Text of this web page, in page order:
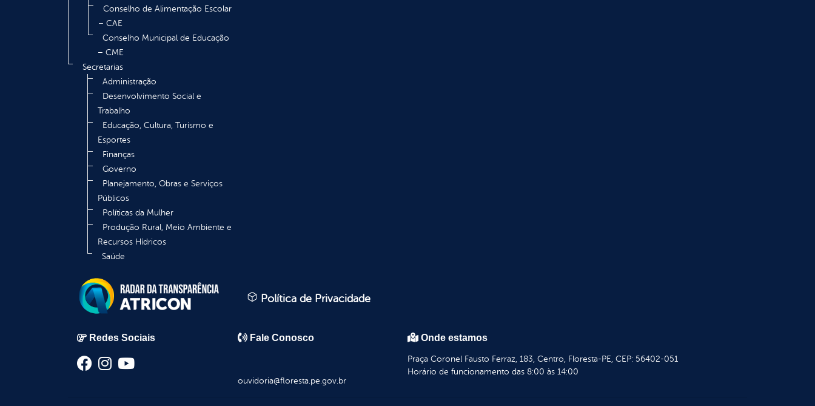
Conselho de Alimentação Escolar
– CAE
Conselho Municipal de Educação
– CME
Secretarias
Administração
Desenvolvimento Social e
Trabalho
Educação, Cultura, Turismo e
Esportes
Finanças
Governo
Planejamento, Obras e Serviços
Públicos
Políticas da Mulher
Produção Rural, Meio Ambiente e
Recursos Hídricos
Saúde
Política de Privacidade
Redes Sociais Fale Conosco
ouvidoria@floresta.pe.gov.br
Onde estamos
Praça Coronel Fausto Ferraz, 183, Centro, Floresta-PE, CEP: 56402-051
Horário de funcionamento das 8:00 às 14:00